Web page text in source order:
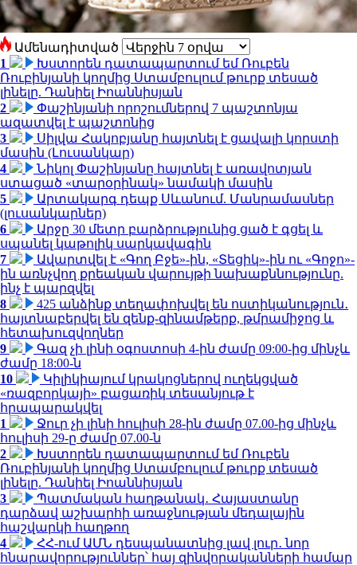
Ամենադիտված
1
Խստորեն դատապարտում եմ Ռուբեն
Ռուբինյանի կողմից Ստամբուլում թուրք տեսած
լինելը. Դանիել Իոաննիսյան
2
Փաշինյանի որոշումներով 7 պաշտոնյա
ազատվել է պաշտոնից
3
Սիլվա Հակոբյանը հայտնել է ցավալի կորստի
մասին (Լուսանկար)
4
Նիկոլ Փաշինյանը հայտնել է առավոտյան
ստացած «տարօրինակ» նամակի մասին
5
Արտակարգ դեպք Սևանում. Մանրամասներ
(լուսանկարներ)
6
Արջը 30 մետր բարձրությունից ցած է գցել և
սպանել կաթոլիկ սարկավագին
7
Ավարտվել է «Գող Բջե»-ին, «Տեցիկ»-ին ու «Գոջո»-
ին առնչվող քրեական վարույթի նախաքննությունը.
ինչ է պարզվել
8
425 անձինք տեղափոխվել են ոստիկանություն․
հայտնաբերվել են զենք-զինամթերք, թմրամիջոց և
հետախուզվողներ
9
Գազ չի լինի օգոստոսի 4-ին ժամը 09:00-ից մինչև
ժամը 18:00-ն
10
Կիլիկիայում կրակոցներով ուղեկցված
«ռազբորկայի» բացառիկ տեսանյութ է
հրապարակվել
1
Ջուր չի լինի հուլիսի 28-ին ժամը 07.00-ից մինչև
հուլիսի 29-ը ժամը 07.00-ն
2
Խստորեն դատապարտում եմ Ռուբեն
Ռուբինյանի կողմից Ստամբուլում թուրք տեսած
լինելը. Դանիել Իոաննիսյան
3
Պատմական հաղթանակ․ Հայաստանը
դարձավ աշխարհի առաջնության մեդալային
հաշվարկի հաղթող
4
ՀՀ-ում ԱՄՆ դեսպանատնից լավ լուր․ նոր
հնարավորություններ՝ հայ զինվորականների համար